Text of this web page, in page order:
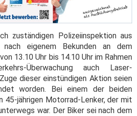
zuständigen Polizeiinspektion aus
nach eigenem Bekunden an dem
13.10 Uhr bis 14.10 Uhr im Rahmen
Überwachung auch Laser-
dieser einstündigen Aktion seien
worden. Bei einem der beiden
45-jährigen Motorrad-Lenker, der mit
war. Der Biker sei nach dem